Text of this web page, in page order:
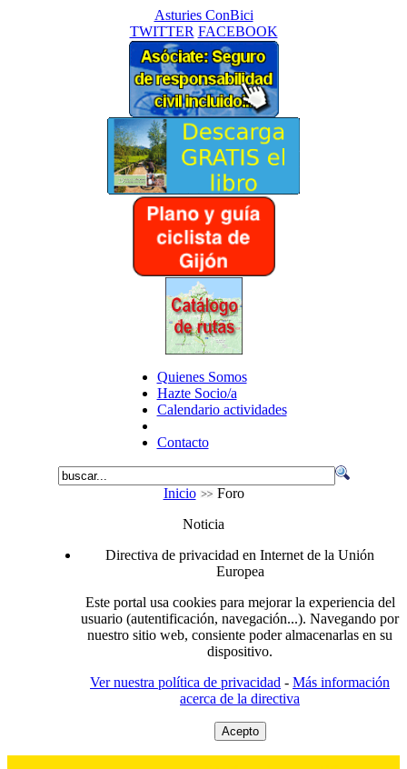
Asturies ConBici
TWITTER FACEBOOK
Quienes Somos
Hazte Socio/a
Calendario actividades
Contacto
Inicio
Foro
Noticia
Directiva de privacidad en Internet de la Unión
Europea
Este portal usa cookies para mejorar la experiencia del
usuario (autentificación, navegación...). Navegando por
nuestro sitio web, consiente poder almacenarlas en su
dispositivo.
Ver nuestra política de privacidad - Más información
acerca de la directiva
Acepto